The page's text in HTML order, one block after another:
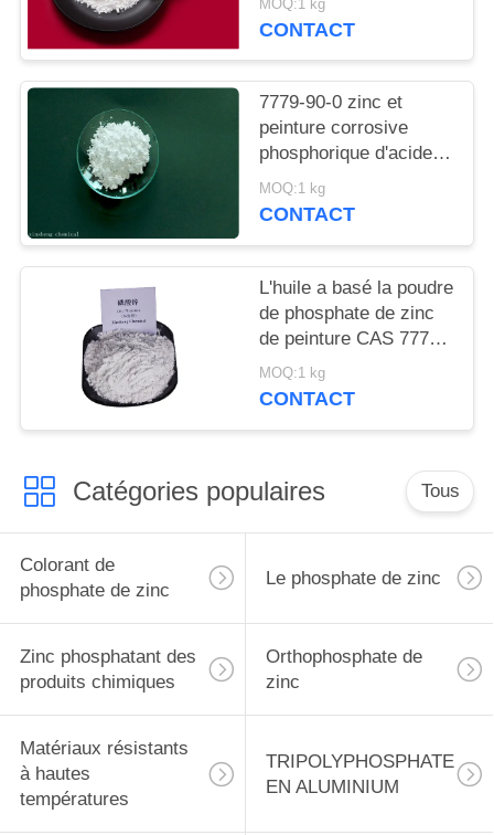
SITE
PRIVACY
POLICY
antirouille basses en
MOQ:1 kg
CONTACT
7779-90-0 zinc et
peinture corrosive
phosphorique d'acide
d'Acidzinc et
phosphorique anti pour
MOQ:1 kg
CONTACT
L'huile a basé la poudre
de phosphate de zinc
de peinture CAS 7779-
90-0 pour le bateau et
les structures
MOQ:1 kg
CONTACT
Catégories populaires Tous
Colorant de
phosphate de zinc
Le phosphate de zinc
Zinc phosphatant des
produits chimiques
Orthophosphate de
zinc
Matériaux résistants
à hautes
températures
TRIPOLYPHOSPHATE
EN ALUMINIUM